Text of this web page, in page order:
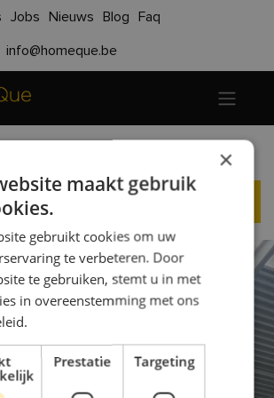
Jobs Nieuws Blog Faq
info@homeque.be
×
maakt gebruik
gebruikt cookies om uw
te verbeteren. Door
te gebruiken, stemt u in met
in overeenstemming met ons
Prestatie Targeting